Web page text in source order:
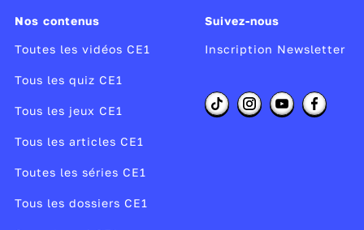
Exemple de consigne fermée :
« Colorie le dessin en utilisant seulement
elle donne des instructions
précises sur les couleurs à utiliser. Ou
encore « Écris les noms de quatre
aussi, tu as des instructions précises.
Nos contenus
Toutes les vidéos CE1
Tous les quiz CE1
Tous les jeux CE1
Tous les articles CE1
Toutes les séries CE1
Tous les dossiers CE1
Suivez-nous
Inscription Newsletter